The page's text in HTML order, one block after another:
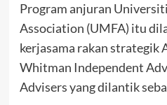
Program anjuran
Association (UMFA) itu
kerjasama rakan strategik
Whitman Independent
Advisers yang dilantik